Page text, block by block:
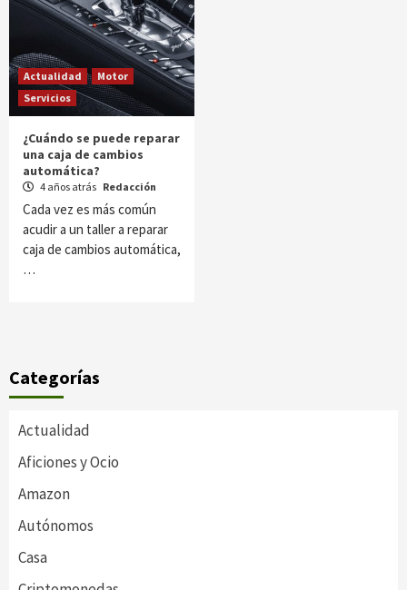
Actualidad
Motor
Servicios
¿Cuándo se puede reparar
una caja de cambios
automática?
4 años atrás Redacción
Cada vez es más común
acudir a un taller a reparar
caja de cambios automática,
…
Categorías
Actualidad
Aficiones y Ocio
Amazon
Autónomos
Casa